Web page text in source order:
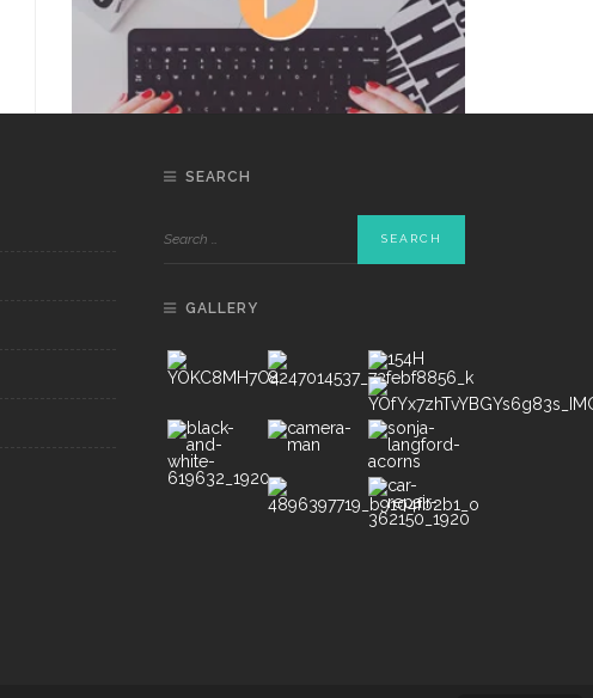
Munafri Hadiri Seminar KDKMP,
Simak Langsung Arahan Dua Menteri
Soal Penguatan Ekonomi Rakyat
AUGUST 5, 2026
Minum Susu Di Malam Hari, Amankah
SEARCH
GALLERY